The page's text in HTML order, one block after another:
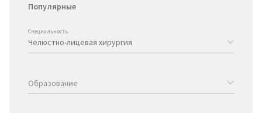
Популярные
Специальность
Образование